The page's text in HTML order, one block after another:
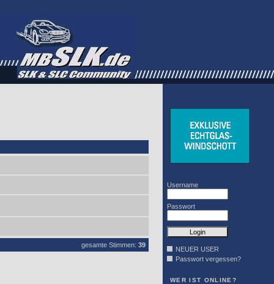
gesamte Stimmen: 39
Username
Passwort
NEUER USER
Passwort vergessen?
WER IST ONLINE?